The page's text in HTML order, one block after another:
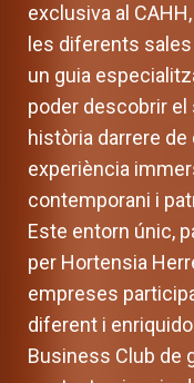
exclusiva al
les diferents
un guia
poder descobrir
història darrere de
experiència
contemporani i
Este entorn únic,
per Hortensia
empreses
diferent i
Business Club de